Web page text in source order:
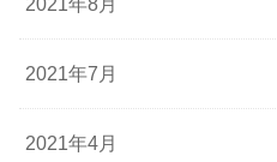
2021年7月
2021年4月